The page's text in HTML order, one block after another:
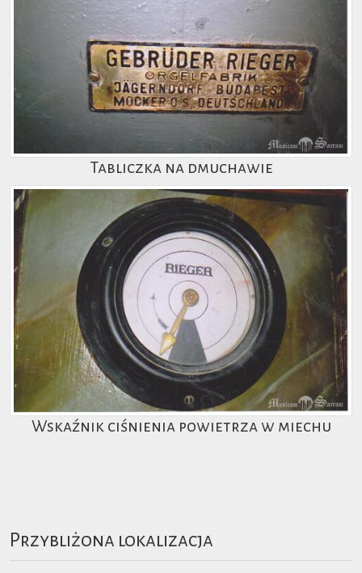
Tabliczka na dmuchawie
Wskaźnik ciśnienia powietrza w miechu
Przybliżona lokalizacja